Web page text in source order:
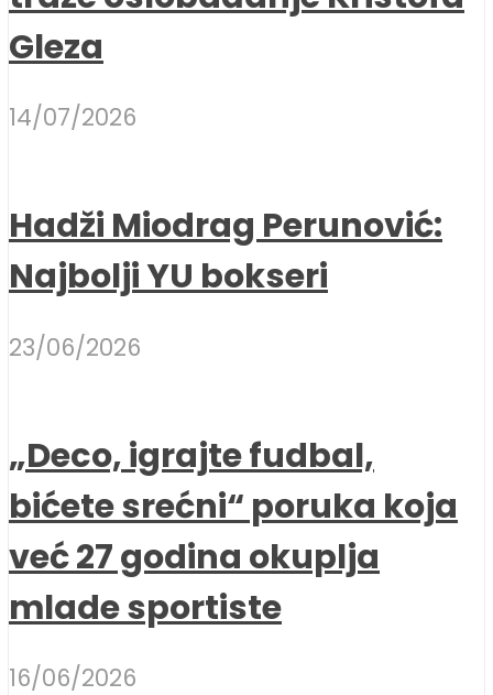
Gleza
14/07/2026
Hadži Miodrag Perunović:
Najbolji YU bokseri
23/06/2026
„Deco, igrajte fudbal,
bićete srećni“ poruka koja
već 27 godina okuplja
mlade sportiste
16/06/2026